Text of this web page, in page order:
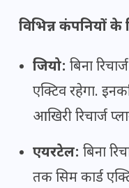
विभिन्न कंपनियों के
जियो: बिना
एक्टिव रहेगा.
आखिरी रिचार्ज
एयरटेल: बिना
तक सिम कार्ड